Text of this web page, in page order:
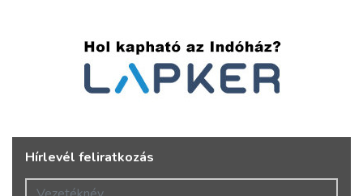
Hírlevél feliratkozás
Vezetéknév